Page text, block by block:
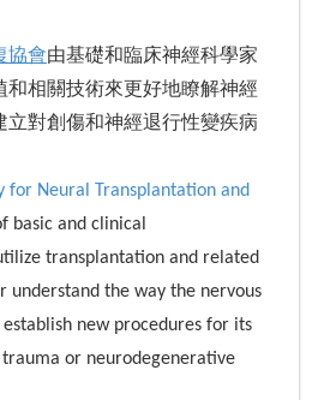
協會由基礎和臨床神經科學家
和相關技術來更好地瞭解神經
立對創傷和神經退行性變疾病
for Neural Transplantation and
basic and clinical
transplantation and related
understand the way the nervous
new procedures for its
or neurodegenerative